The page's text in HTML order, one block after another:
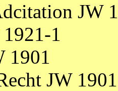
JW
1
1901
JW 1901